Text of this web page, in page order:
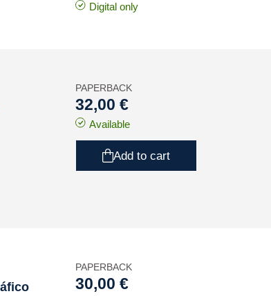
Digital only
PAPERBACK
32,00 €
Available
Add to cart
PAPERBACK
30,00 €